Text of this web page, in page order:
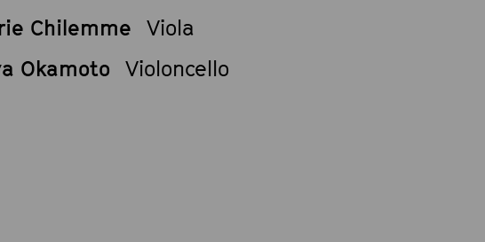
Chilemme
Viola
Okamoto
Violoncello